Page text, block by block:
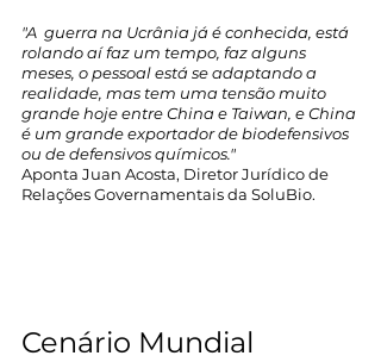
"A  guerra na Ucrânia já é conhecida, está
rolando aí faz um tempo, faz alguns
meses, o pessoal está se adaptando a
realidade, mas tem uma tensão muito
grande hoje entre China e Taiwan, e China
é um grande exportador de biodefensivos
ou de defensivos químicos."
Aponta Juan Acosta, Diretor Jurídico de
Relações Governamentais da SoluBio.
Cenário Mundial